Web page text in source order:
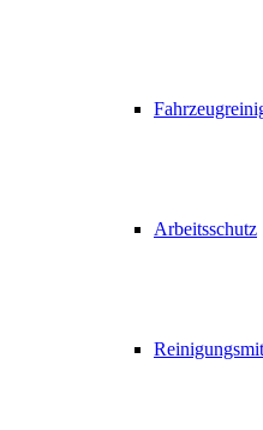
Arbeitsschutz